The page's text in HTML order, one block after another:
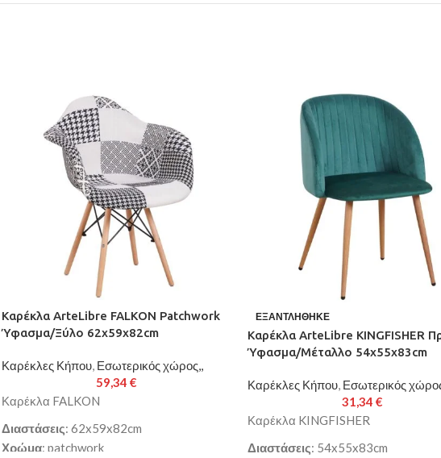
Καρέκλα ArteLibre FALKON Patchwork
Ύφασμα/Ξύλο 62x59x82cm
Καρέκλες Κήπου, Εσωτερικός χώρος,,
59,34 €
Καρέκλα FALKON
Διαστάσεις: 62x59x82cm
Χρώμα: patchwork
ΕΞΑΝΤΛΉΘΗΚΕ
Καρέκλα ArteLibre KINGFISHER
Ύφασμα/Μέταλλο 54x55x83cm
Καρέκλες Κήπου Εσωτερικός
31,34€
Καρέκλα KINGFISHER
Διαστάσεις: 54x55x83cm